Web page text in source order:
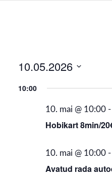
10.05.2026
10:00
10. mai @ 10:00-
Hobikart 8min/
10. mai @ 10:00-
Avatud rada